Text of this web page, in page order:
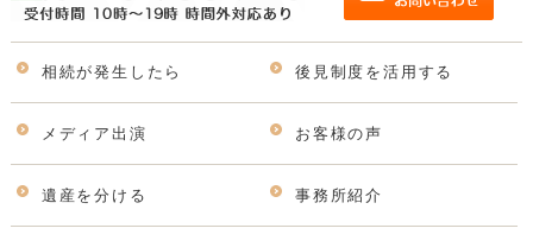
相続が発生したら 後見制度を活用する
メディア出演 お客様の声
遺産を分ける 事務所紹介